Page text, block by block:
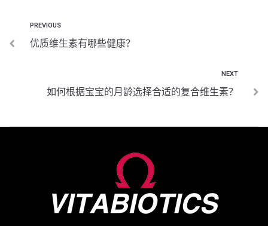
PREVIOUS
优质维生素有哪些健康？
NEXT
如何根据宝宝的月龄选择合适的复合维生素？